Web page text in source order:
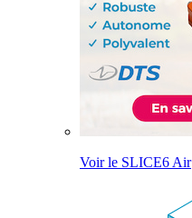
Voir le SLICE6 Air